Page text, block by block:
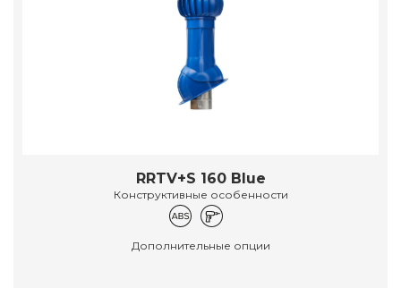
RRTV+S 160 Blue
Конструктивные особенности
Дополнительные опции